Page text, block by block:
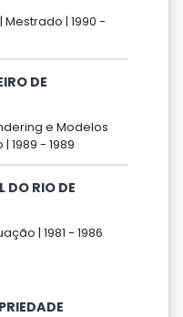
Mestrado | 1990 -
DE
e Modelos
| 1989 - 1989
DO RIO DE
| 1981 - 1986